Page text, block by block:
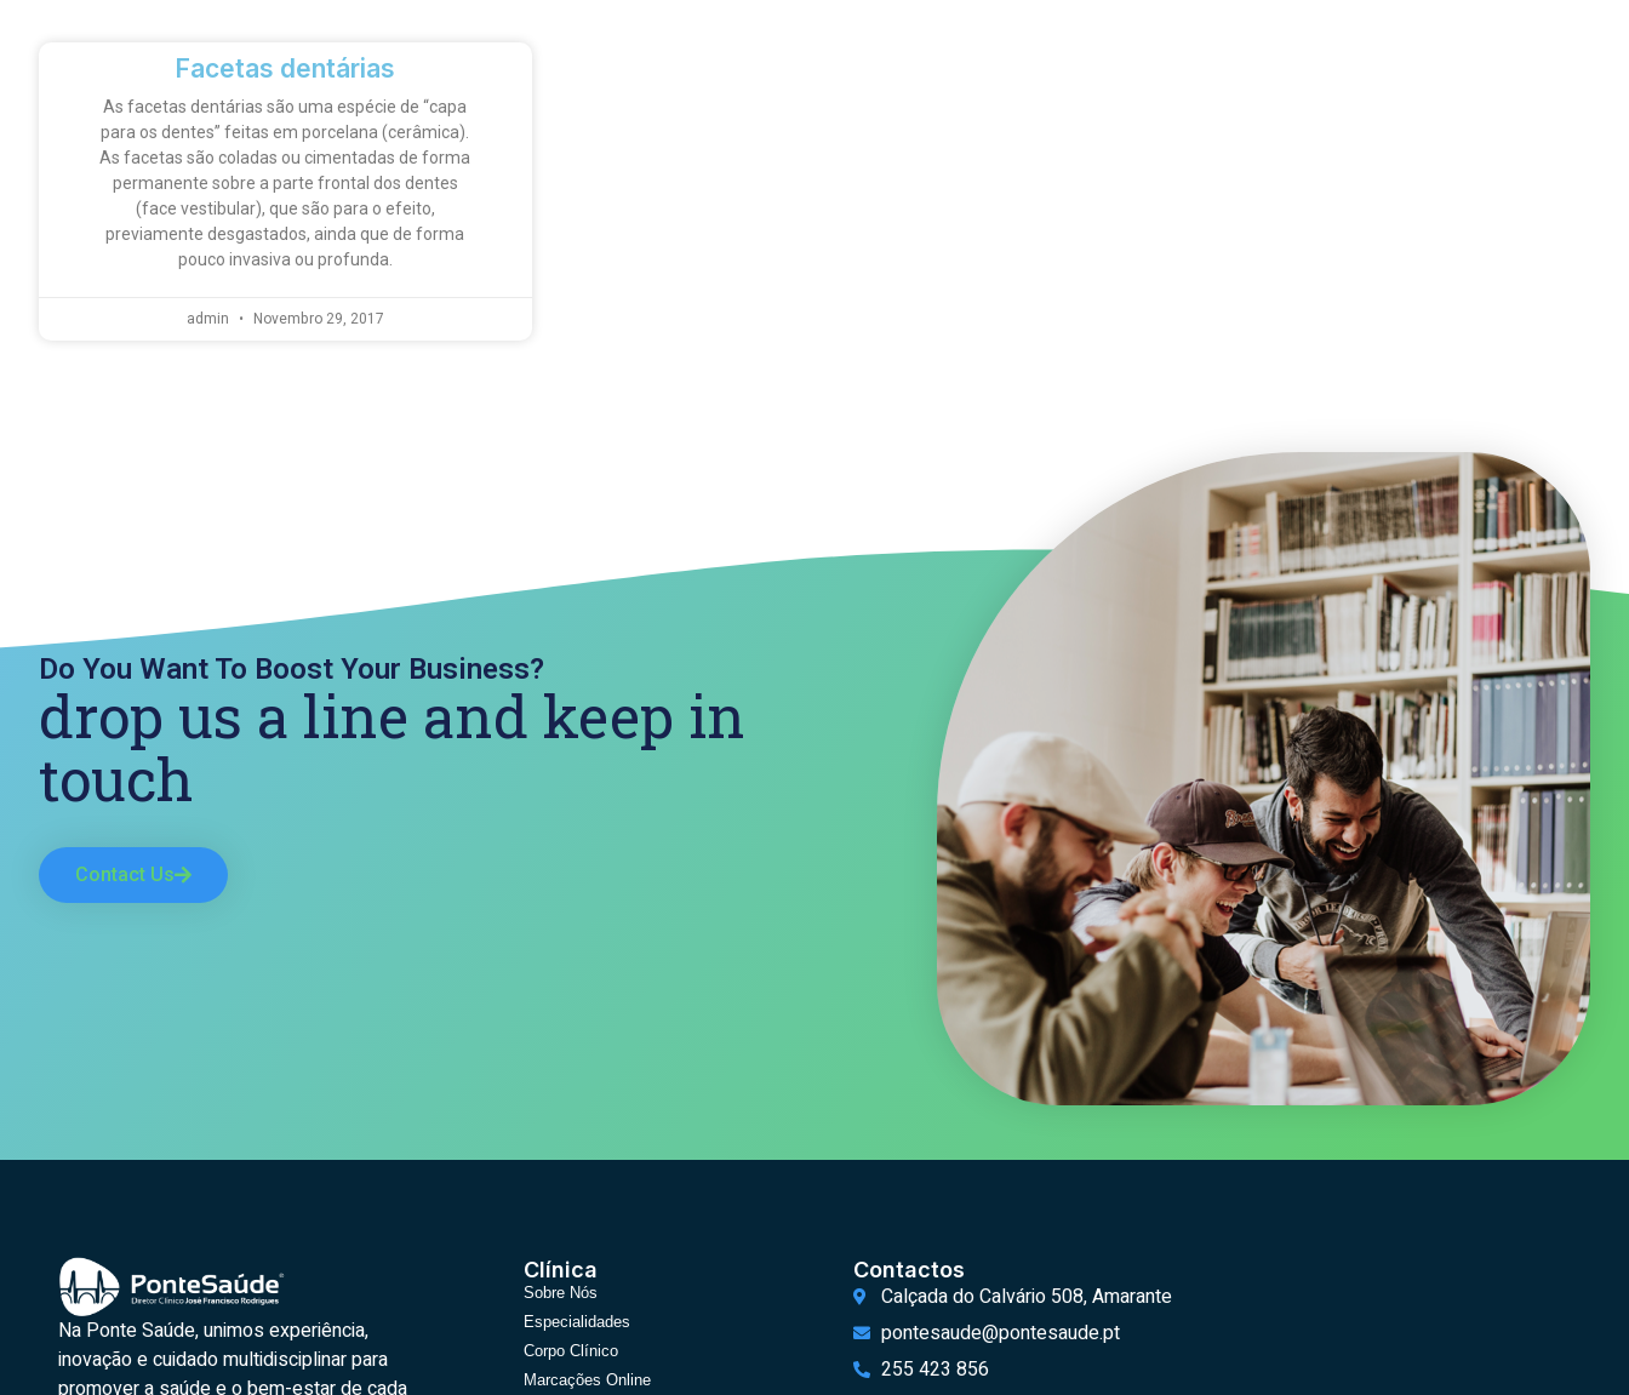
Facetas dentárias
As facetas dentárias são uma espécie de “capa
para os dentes” feitas em porcelana (cerâmica).
As facetas são coladas ou cimentadas de forma
permanente sobre a parte frontal dos dentes
(face vestibular), que são para o efeito,
previamente desgastados, ainda que de forma
pouco invasiva ou profunda.
admin Novembro 29, 2017
Do You Want To Boost Your Business?
drop us a line and keep in
touch
Contact Us
Na Ponte Saúde, unimos experiência,
inovação e cuidado multidisciplinar para
promover a saúde e o bem-estar de cada
Clínica
Sobre Nós
Especialidades
Corpo Clínico
Marcações Online
Contactos
Calçada do Calvário 508, Amarante
pontesaude@pontesaude.pt
255 423 856